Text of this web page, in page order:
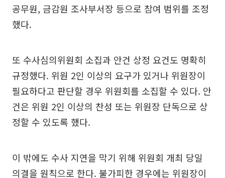
공무원, 금감원 조사부서장 등으로 참여 범위를 조정
했다.
또 수사심의위원회 소집과 안건 상정 요건도 명확히
규정했다. 위원 2인 이상의 요구가 있거나 위원장이
필요하다고 판단할 경우 위원회를 소집할 수 있다. 안
건은 위원 2인 이상의 찬성 또는 위원장 단독으로 상
정할 수 있도록 했다.
이 밖에도 수사 지연을 막기 위해 위원회 개최 당일
의결을 원칙으로 한다. 불가피한 경우에는 위원장이